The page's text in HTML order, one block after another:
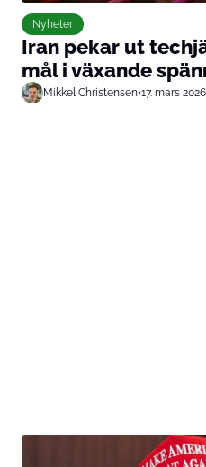
Nyheter
Iran pekar ut
mål i växande
Mikkel Christensen•17. mars 2026